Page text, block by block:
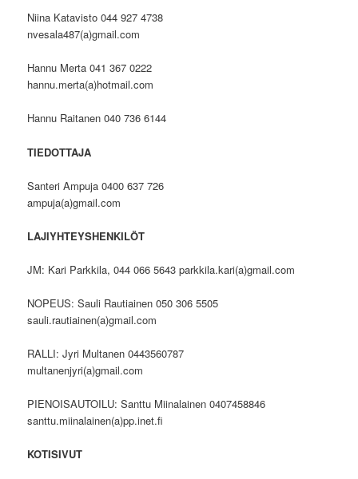
Niina Katavisto 044 927 4738
nvesala487(a)gmail.com
Hannu Merta 041 367 0222
hannu.merta(a)hotmail.com
Hannu Raitanen 040 736 6144
TIEDOTTAJA
Santeri Ampuja 0400 637 726
ampuja(a)gmail.com
LAJIYHTEYSHENKILÖT
JM: Kari Parkkila, 044 066 5643 parkkila.kari(a)gmail.com
NOPEUS: Sauli Rautiainen 050 306 5505
sauli.rautiainen(a)gmail.com
RALLI: Jyri Multanen 0443560787
multanenjyri(a)gmail.com
PIENOISAUTOILU: Santtu Miinalainen 0407458846
santtu.miinalainen(a)pp.inet.fi
KOTISIVUT